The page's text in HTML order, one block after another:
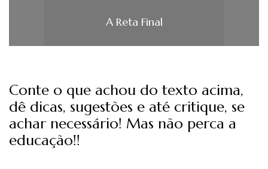
A Reta Final
Conte o que achou do texto acima,
dê dicas, sugestões e até critique, se
achar necessário! Mas não perca a
educação!!